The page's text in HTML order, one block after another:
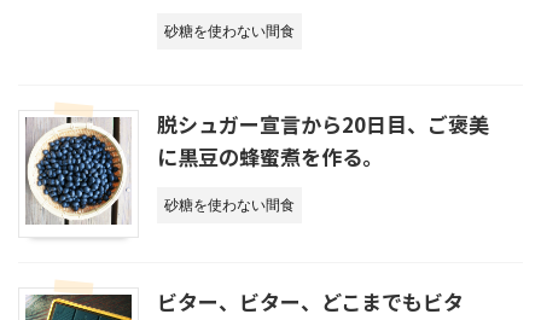
砂糖を使わない間食
脱シュガー宣言から20日目、ご褒美
に黒豆の蜂蜜煮を作る。
砂糖を使わない間食
ビター、ビター、どこまでもビタ